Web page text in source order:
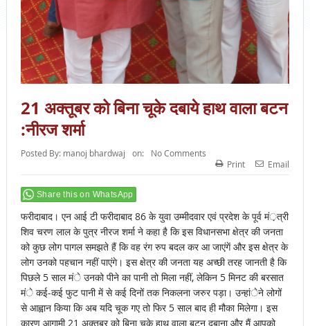
21 अक्तूबर को बिना चूके दबाये हाथ वाला बटन
:नीरज शर्मा
Posted By: manoj bhardwaj on:
No Comments
Print
Email
Share this on WhatsApp
फरीदाबाद। एन आई टी फरीदाबाद 86 के युवा उम्मीदवार एवं प्रदेश के पूर्व मं़त्री
शिव चरण लाल के पुत्र नीरज शर्मा ने कहा है कि इस विधानसभा क्षेत्र की जनता
को कुछ लोग पागल समझते हैं कि वह रंग रुप बदल कर आ जाएंगें और इस क्षेत्र के
लोग उनको पहचान नहीं पाएंगे। इस क्षेत्र की जनता यह अच्छी तरह जानती है कि
पिछले 5 साल मंे उनको पीने का पानी तो मिला नहीं, लेकिन 5 मिनट की बरसात
मंे कई-कई फुट पानी में से कई दिनों तक निकलना जरुर पड़ा। उन्हांेने लोगों
से आह्वान किया कि अब यदि चूक गए तो फिर 5 साल बाद ही मौका मिलेगा। इस
कारण आगामी 21 अक्तूबर को बिना चूके हाथ वाला बटन दबाना और मैं आपको